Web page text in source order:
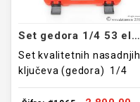
Set gedora 1/4 53 elemenata SRUNV
Set kvalitetnih nasadnjih
ključeva (gedora) 1/4